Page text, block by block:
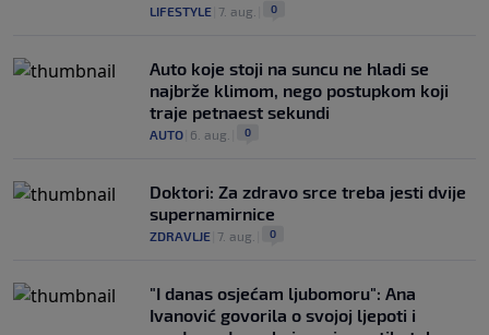
LIFESTYLE 7. aug. 0
Auto koje stoji na suncu ne hladi se
najbrže klimom, nego postupkom koji
traje petnaest sekundi
AUTO 6. aug. 0
Doktori: Za zdravo srce treba jesti dvije
supernamirnice
ZDRAVLJE 7. aug. 0
"I danas osjećam ljubomoru": Ana
Ivanović govorila o svojoj ljepoti i